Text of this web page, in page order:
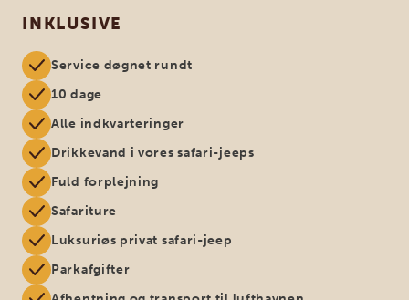
INKLUSIVE
Service døgnet rundt
10 dage
Alle indkvarteringer
Drikkevand i vores safari-jeeps
Fuld forplejning
Safariture
Luksuriøs privat safari-jeep
Parkafgifter